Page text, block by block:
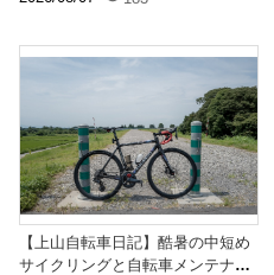
【上山自転車日記】酷暑の中短め
サイクリングと自転車メンテナン